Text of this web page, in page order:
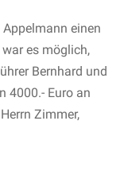
einen
es möglich,
Bernhard und
4000.- Euro an
Zimmer,